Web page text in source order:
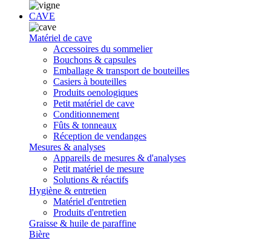
CAVE
Matériel de cave
Accessoires du sommelier
Bouchons & capsules
Emballage & transport de bouteilles
Casiers à bouteilles
Produits oenologiques
Petit matériel de cave
Conditionnement
Fûts & tonneaux
Réception de vendanges
Mesures & analyses
Appareils de mesures & d'analyses
Petit matériel de mesure
Solutions & réactifs
Hygiène & entretien
Matériel d'entretien
Produits d'entretien
Graisse & huile de paraffine
Bière